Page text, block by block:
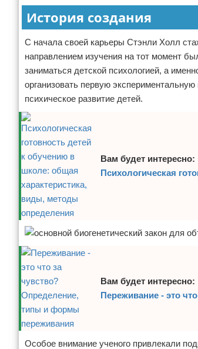
История создания
С начала своей карьеры Стэнли Холл
направлением изучения на тот момент
заниматься детской психологией, а
организовать первую
психическое развитие детей.
Вам будет интересно:
Психологическая
Вам будет интересно:
Переживание - это
Особое внимание ученого привлекали